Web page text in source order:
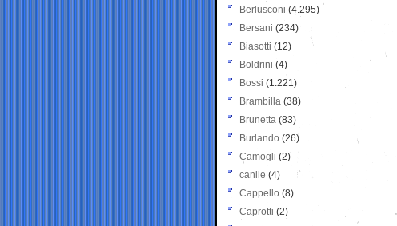
Berlusconi (4.295)
Bersani (234)
Biasotti (12)
Boldrini (4)
Bossi (1.221)
Brambilla (38)
Brunetta (83)
Burlando (26)
Camogli (2)
canile (4)
Cappello (8)
Caprotti (2)